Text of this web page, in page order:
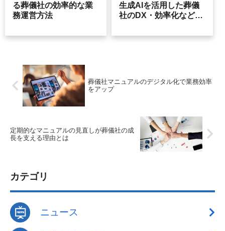
る葬儀社の効率的な業
務運営方法
生成AIを活用した葬儀
社のDX・効率化など
紹介
葬儀社マニュアルのデジタル化で業務効率
をアップ
定期的なマニュアルの見直しが葬儀社の成
長を支える理由とは
カテゴリ
ニュース